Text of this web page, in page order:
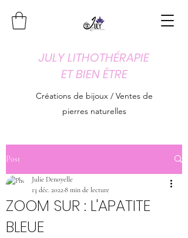
JULY LITHOTHÉRAPIE
ET BIEN ÊTRE
Créations de bijoux / Ventes de
pierres naturelles
Post
ZOOM SUR : L'APATITE
BLEUE
Julie Denoyelle
13 déc. 2022 8 min de lecture